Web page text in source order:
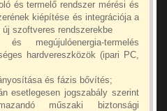
és termelő rendszer mérési és
kiépítése és integrációja a
szoftveres rendszerekbe
és megújulóenergia-termelés
hardvereszközök (ipari PC,
és fázis bővítés;
esetlegesen jogszabály szerint
műszaki biztonsági